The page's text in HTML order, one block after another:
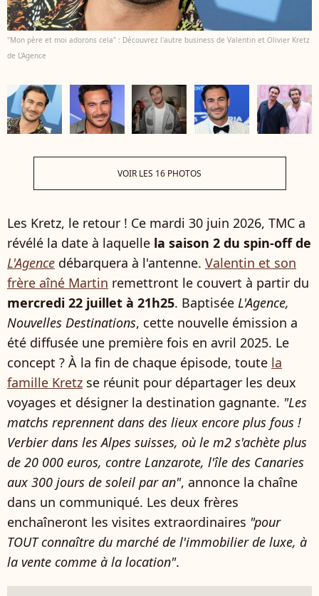
"Mon père et moi adorons cela" : Découvrez l'autre business de Valentin et Olivier Kretz
de L'Agence
VOIR LES 16 PHOTOS
Les Kretz, le retour ! Ce mardi 30 juin 2026, TMC a
révélé la date à laquelle la saison 2 du spin-off de
L'Agence débarquera à l'antenne. Valentin et son
frère aîné Martin remettront le couvert à partir du
mercredi 22 juillet à 21h25. Baptisée L'Agence,
Nouvelles Destinations, cette nouvelle émission a
été diffusée une première fois en avril 2025. Le
concept ? À la fin de chaque épisode, toute la
famille Kretz se réunit pour départager les deux
voyages et désigner la destination gagnante. "Les
matchs reprennent dans des lieux encore plus fous !
Verbier dans les Alpes suisses, où le m2 s'achète plus
de 20 000 euros, contre Lanzarote, l'île des Canaries
aux 300 jours de soleil par an", annonce la chaîne
dans un communiqué. Les deux frères
enchaîneront les visites extraordinaires "pour
TOUT connaître du marché de l'immobilier de luxe, à
la vente comme à la location".